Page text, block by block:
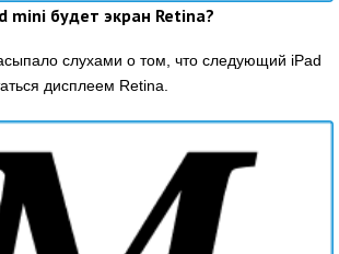
mini будет экран Retina?
слухами о том, что следующий iPad
дисплеем Retina.